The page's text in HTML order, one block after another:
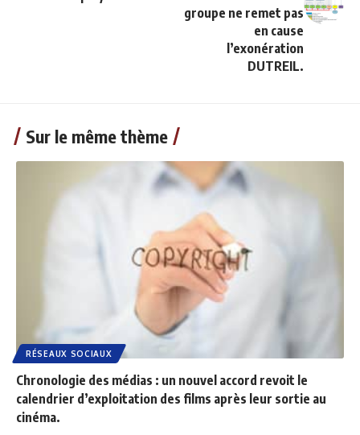
groupe ne remet pas
en cause
l’exonération
DUTREIL.
Sur le même thème
RÉSEAUX SOCIAUX
Chronologie des médias : un nouvel accord revoit le
calendrier d’exploitation des films après leur sortie au
cinéma.